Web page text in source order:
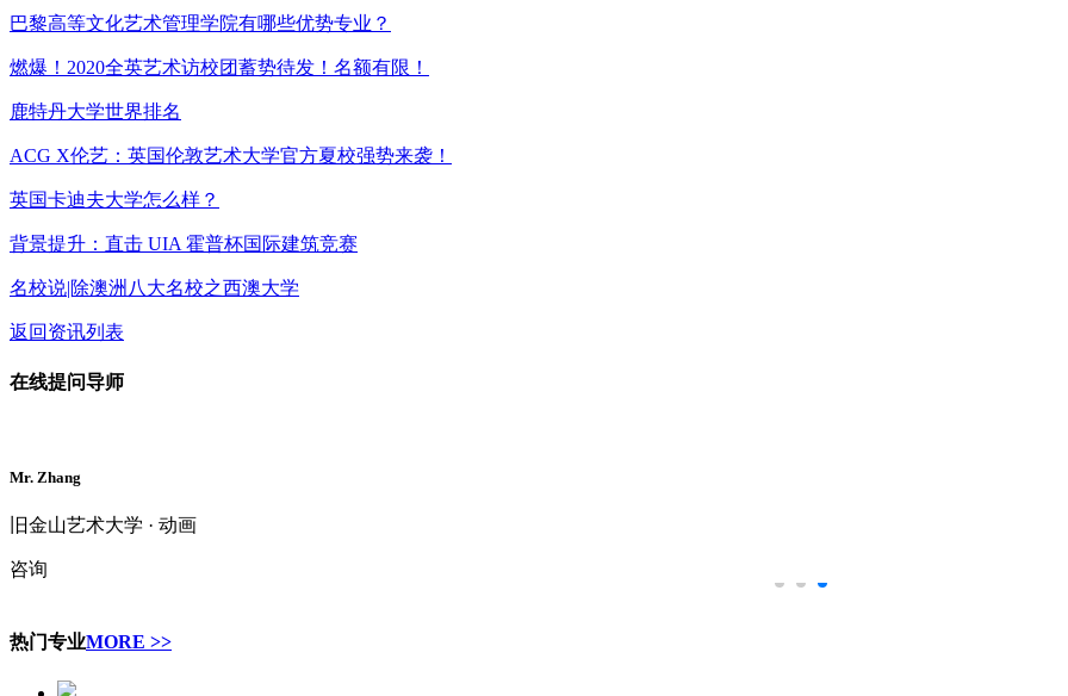
巴黎高等文化艺术管理学院有哪些优势专业？
燃爆！2020全英艺术访校团蓄势待发！名额有限！
鹿特丹大学世界排名
ACG X伦艺：英国伦敦艺术大学官方夏校强势来袭！
英国卡迪夫大学怎么样？
背景提升：直击 UIA 霍普杯国际建筑竞赛
名校说|除澳洲八大名校之西澳大学
返回资讯列表
在线提问导师
Mr. Zhang
旧金山艺术大学 · 动画
咨询
热门专业MORE >>